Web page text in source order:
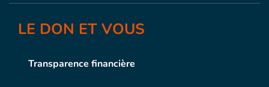
LE DON ET VOUS
Transparence financière